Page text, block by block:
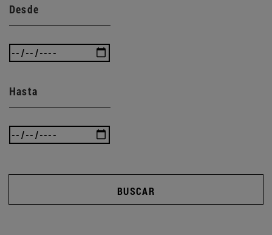
Desde
Hasta
BUSCAR